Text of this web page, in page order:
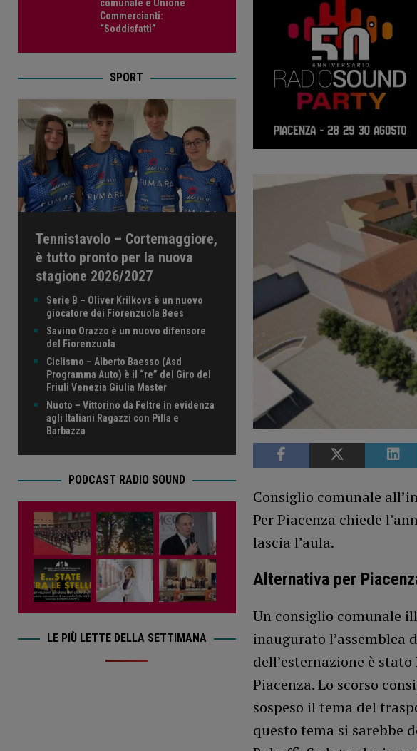
Consiglio comunale
Per Piacenza chiede
lascia l’aula.
Alternativa per
Un consiglio comunale
inaugurato l’assemblea
dell’esternazione è
Piacenza. Lo scorso
sospeso il tema del
questo tema si sarebbe
comunale e Unione
Commercianti:
“Soddisfatti”
SPORT
Tennistavolo – Cortemaggiore,
è tutto pronto per la nuova
stagione 2026/2027
Serie B – Oliver Krilkovs è un nuovo
giocatore dei Fiorenzuola Bees
Savino Orazzo è un nuovo difensore
del Fiorenzuola
Ciclismo – Alberto Baesso (Asd
Programma Auto) è il “re” del Giro del
Friuli Venezia Giulia Master
Nuoto – Vittorino da Feltre in evidenza
agli Italiani Ragazzi con Pilla e
Barbazza
PODCAST RADIO SOUND
LE PIÙ LETTE DELLA SETTIMANA